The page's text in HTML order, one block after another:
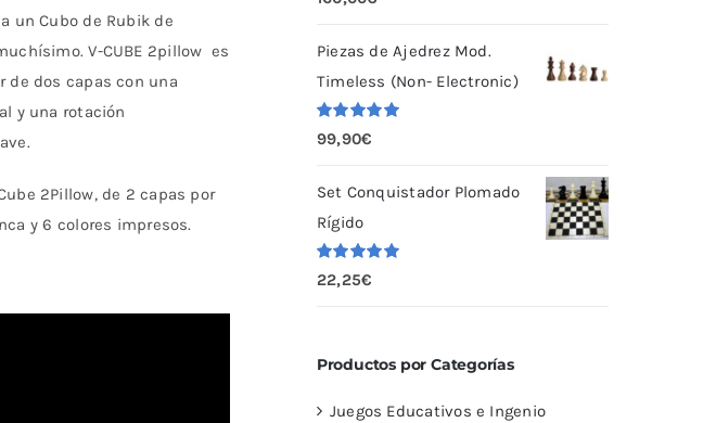
un Cubo de Rubik de
V-CUBE 2pillow es
de dos capas con una
y una rotación
2Pillow, de 2 capas por
y 6 colores impresos.
con 5.00
Piezas de Ajedrez Mod.
Timeless (Non- Electronic)
Valorado
con 5.00
99,90€
Set Conquistador Plomado
Rígido
Valorado
con
5.00
22,25€
Productos por Categorías
Juegos Educativos e Ingenio